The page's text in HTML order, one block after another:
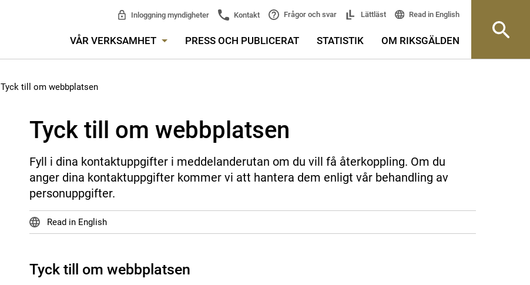
Inloggning myndigheter Kontakt Frågor och svar Lättläst Read in English
VÅR VERKSAMHET PRESS OCH PUBLICERAT STATISTIK OM RIKSGÄLDEN
Tyck till om webbplatsen
Tyck till om webbplatsen
Fyll i dina kontaktuppgifter i meddelanderutan om du vill få återkoppling. Om du
anger dina kontaktuppgifter kommer vi att hantera dem enligt vår behandling av
personuppgifter.
Read in English
Tyck till om webbplatsen